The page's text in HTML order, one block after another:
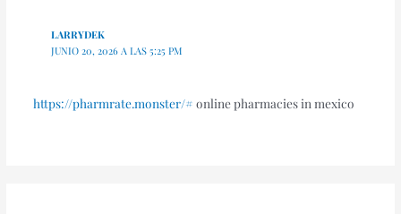
LARRYDEK
JUNIO 20, 2026 A LAS 5:25 PM
https://pharmrate.monster/# online pharmacies in mexico